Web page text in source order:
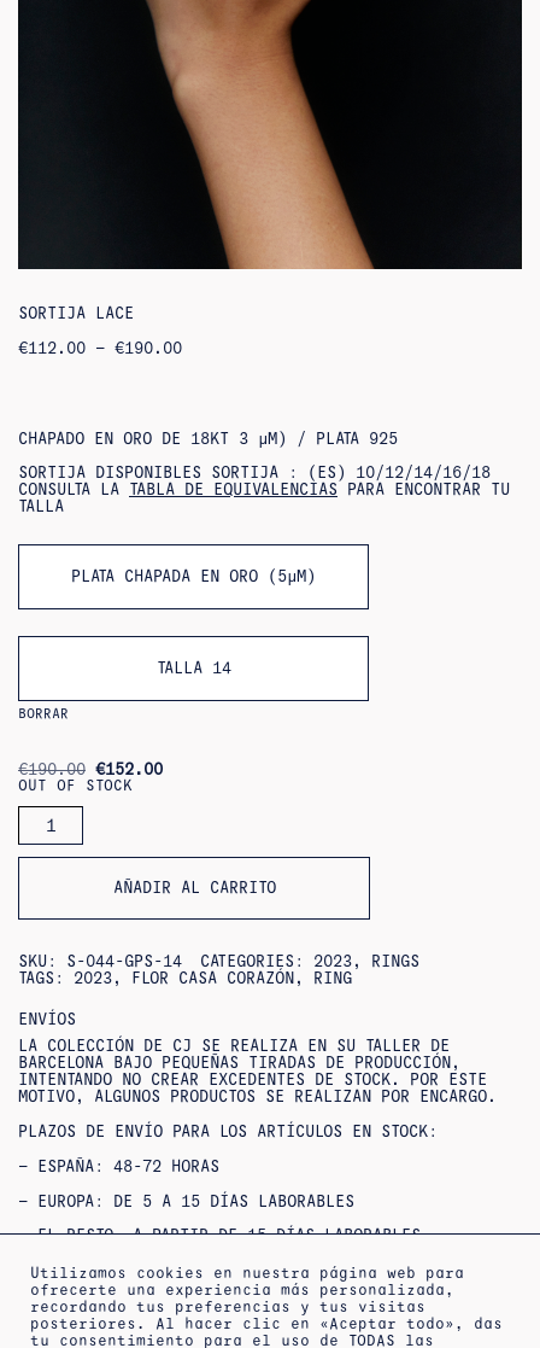
SORTIJA LACE
€112.00 – €190.00RANGO
190,00
€
CHAPADO EN ORO DE 18KT 3 ΜM) / PLATA 925
SORTIJA DISPONIBLES SORTIJA : (ES) 10/12/14/16/18
CONSULTA LA TABLA DE EQUIVALENCIAS PARA ENCONTRAR TU
TALLA
PLATA CHAPADA EN ORO (5ΜM)
TALLA 14
BORRAR
€190.00 ORIGINAL
PRICE
€152.00CURRENT
OUT OF STOCK
SORTIJA
ENCAJE
AÑADIR AL CARRITO
SKU: S-044-GPS-14 CATEGORIES: 2023 , RINGS
TAGS: 2023 , FLOR CASA CORAZÓN , RING
ENVÍOS
LA COLECCIÓN DE CJ SE REALIZA EN SU TALLER DE
BARCELONA BAJO PEQUEÑAS TIRADAS DE PRODUCCIÓN,
INTENTANDO NO CREAR EXCEDENTES DE STOCK. POR ESTE
MOTIVO, ALGUNOS PRODUCTOS SE REALIZAN POR ENCARGO.
PLAZOS DE ENVÍO PARA LOS ARTÍCULOS EN STOCK:
– ESPAÑA: 48-72 HORAS
– EUROPA: DE 5 A 15 DÍAS LABORABLES
– EL RESTO, A PARTIR DE 15 DÍAS LABORABLES
SI NO ENCUENTRAS TU TALLA O QUIERES CONSULTAR
DISPONIBILIDAD / ENTREGAS URGENTES,
PUEDESCONTACTAR
CON NOSOTROS.
OUTLET : NO SE ACEPTAN DEVOLUCIONES NI CAMBIOS***
Utilizamos cookies en nuestra página web para
ofrecerte una experiencia más personalizada,
recordando tus preferencias y tus visitas
posteriores. Al hacer clic en «Aceptar todo», das
tu consentimiento para el uso de TODAS las